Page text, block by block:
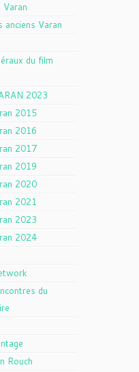
Varan
anciens Varan
du film
2023
2015
2016
2017
2019
2020
2021
2023
2024
du
Rouch